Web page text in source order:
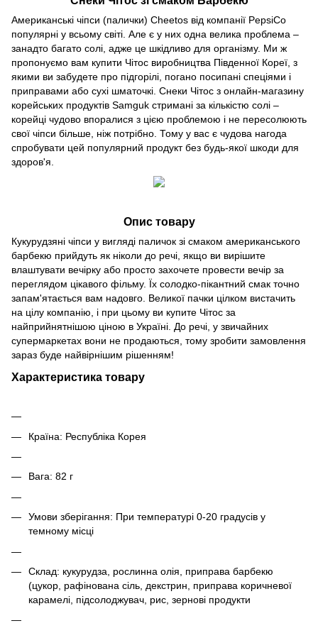
Американські чіпси (палички) Cheetos від компанії PepsiCo
популярні у всьому світі. Але є у них одна велика проблема –
занадто багато солі, адже це шкідливо для організму. Ми ж
пропонуємо вам купити Чітос виробництва Південної Кореї, з
якими ви забудете про підгорілі, погано посипані спеціями і
приправами або сухі шматочкі. Снеки Чітос з онлайн-магазину
корейських продуктів Samguk стримані за кількістю солі –
корейці чудово впоралися з цією проблемою і не пересолюють
свої чіпси більше, ніж потрібно. Тому у вас є чудова нагода
спробувати цей популярний продукт без будь-якої шкоди для
здоров'я.
Опис товару
Кукурудзяні чіпси у вигляді паличок зі смаком американського
барбекю прийдуть як ніколи до речі, якщо ви вирішите
влаштувати вечірку або просто захочете провести вечір за
переглядом цікавого фільму. Їх солодко-пікантний смак точно
запам'ятається вам надовго. Великої пачки цілком вистачить
на цілу компанію, і при цьому ви купите Чітос за
найприйнятнішою ціною в Україні. До речі, у звичайних
супермаркетах вони не продаються, тому зробити замовлення
зараз буде найвірнішим рішенням!
Характеристика товару
Країна: Республіка Корея
Вага: 82 г
Умови зберігання: При температурі 0-20 градусів у
темному місці
Склад: кукурудза, рослинна олія, приправа барбекю
(цукор, рафінована сіль, декстрин, приправа коричневої
карамелі, підсолоджувач, рис, зернові продукти